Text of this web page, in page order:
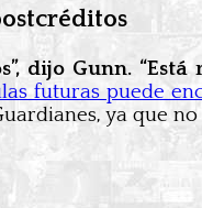
dijo Gunn.
futuras puede
ya que